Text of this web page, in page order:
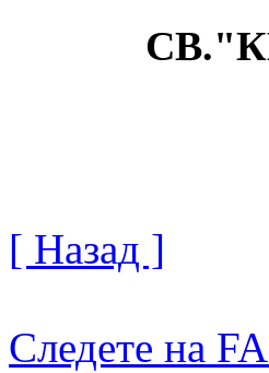
[ Назад ]
Следете на